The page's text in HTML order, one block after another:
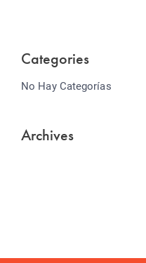
Categories
No Hay Categorías
Archives